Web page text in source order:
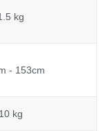
kg
- 153cm
10 kg